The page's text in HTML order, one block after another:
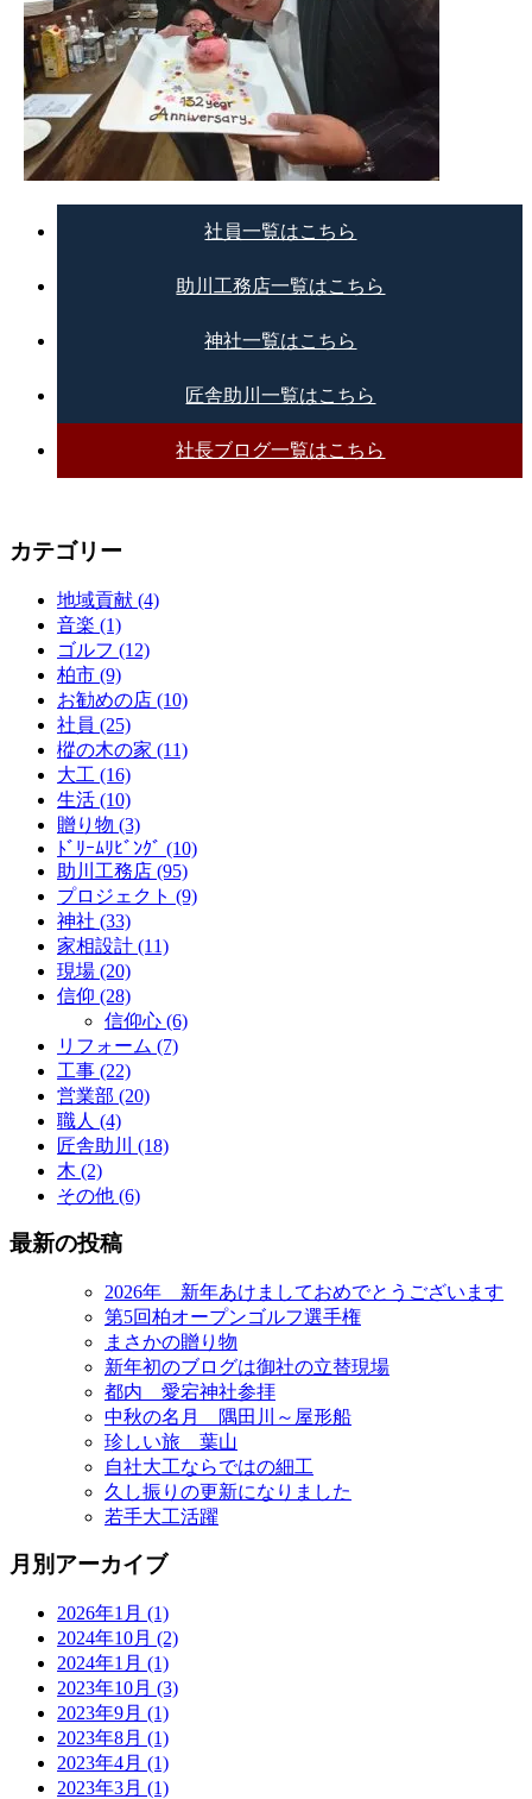
社員一覧はこちら
助川工務店一覧はこちら
神社一覧はこちら
匠舎助川一覧はこちら
社長ブログ一覧はこちら
カテゴリー
地域貢献 (4)
音楽 (1)
ゴルフ (12)
柏市 (9)
お勧めの店 (10)
社員 (25)
樅の木の家 (11)
大工 (16)
生活 (10)
贈り物 (3)
ﾄﾞﾘｰﾑﾘﾋﾞﾝｸﾞ (10)
助川工務店 (95)
プロジェクト (9)
神社 (33)
家相設計 (11)
現場 (20)
信仰 (28)
信仰心 (6)
リフォーム (7)
工事 (22)
営業部 (20)
職人 (4)
匠舎助川 (18)
木 (2)
その他 (6)
最新の投稿
2026年 新年あけましておめでとうございます
第5回柏オープンゴルフ選手権
まさかの贈り物
新年初のブログは御社の立替現場
都内 愛宕神社参拝
中秋の名月 隅田川～屋形船
珍しい旅 葉山
自社大工ならではの細工
久し振りの更新になりました
若手大工活躍
月別アーカイブ
2026年1月 (1)
2024年10月 (2)
2024年1月 (1)
2023年10月 (3)
2023年9月 (1)
2023年8月 (1)
2023年4月 (1)
2023年3月 (1)